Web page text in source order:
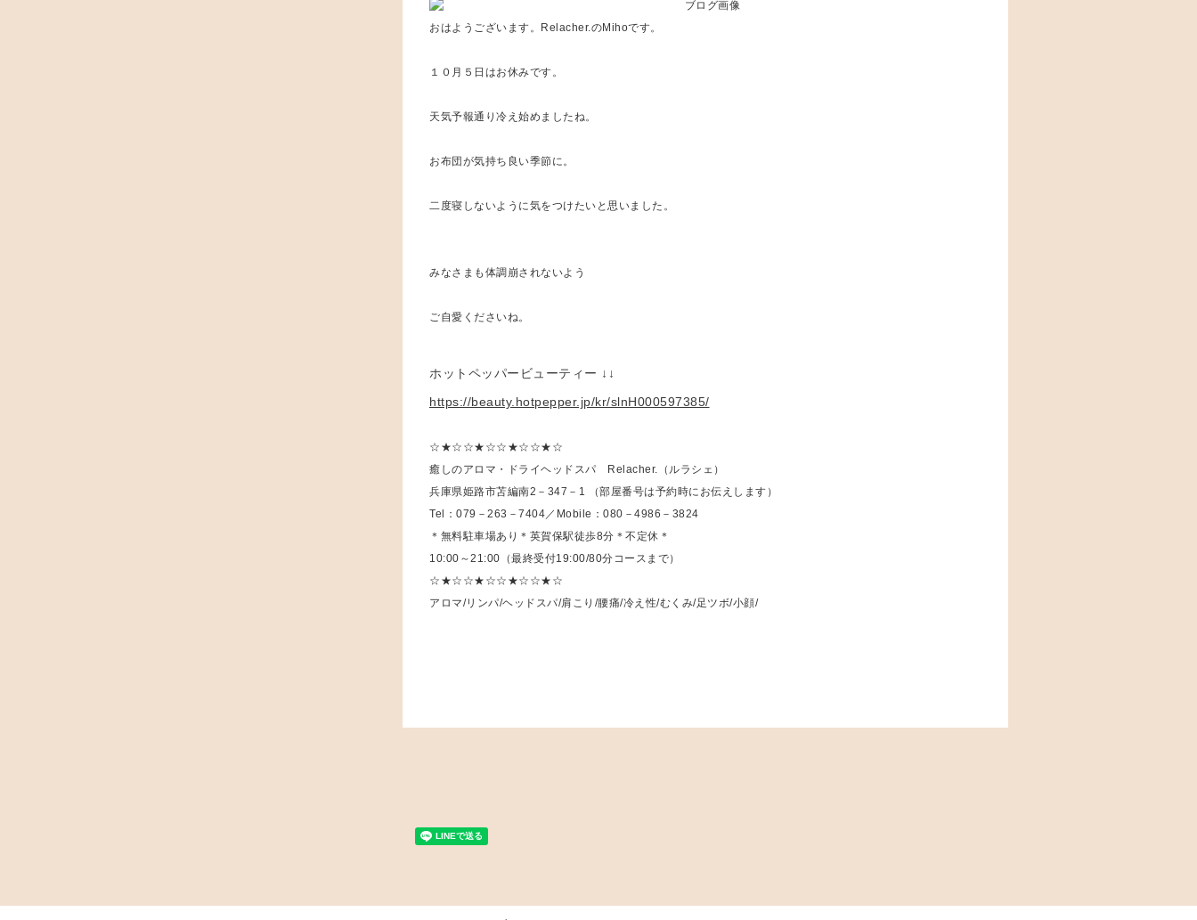
おはようございます。Relacher.のMihoです。
１０月５日はお休みです。
天気予報通り冷え始めましたね。
お布団が気持ち良い季節に。
二度寝しないように気をつけたいと思いました。
みなさまも体調崩されないよう
ご自愛くださいね。
ホットペッパービューティー ↓↓
https://beauty.hotpepper.jp/kr/slnH000597385/
☆★☆☆★☆☆★☆☆★☆
癒しのアロマ・ドライヘッドスパ Relacher.（ルラシェ）
兵庫県姫路市苫編南2－347－1 （部屋番号は予約時にお伝えします）
Tel：079－263－7404／Mobile：080－4986－3824
＊無料駐車場あり＊英賀保駅徒歩8分＊不定休＊
10:00～21:00（最終受付19:00/80分コースまで）
☆★☆☆★☆☆★☆☆★☆
アロマ/リンパ/ヘッドスパ/肩こり/腰痛/冷え性/むくみ/足ツボ/小顔/